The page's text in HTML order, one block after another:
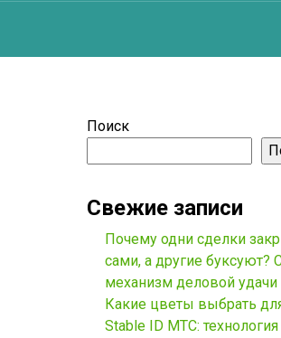
Поиск
Свежие записи
Почему одни сделки
сами, а другие буксуют?
механизм деловой удачи
Какие цветы выбрать
Stable ID МТС: